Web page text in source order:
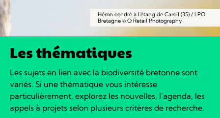
Héron cendré à l'étang de Careil (35) / LPO
Bretagne © O Retail Photography
Les thématiques
Les sujets en lien avec la biodiversité bretonne sont
variés. Si une thématique vous intéresse
particulièrement, explorez les nouvelles, l’agenda, les
appels à projets selon plusieurs critères de recherche.